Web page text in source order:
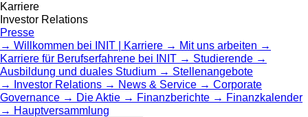
Karriere
Investor Relations
Presse
Willkommen bei INIT | Karriere
Mit uns arbeiten
Karriere für Berufserfahrene bei INIT
Studierende
Ausbildung und duales Studium
Stellenangebote
Investor Relations
News & Service
Corporate
Governance
Die Aktie Finanzberichte
Finanzkalender
Hauptversammlung